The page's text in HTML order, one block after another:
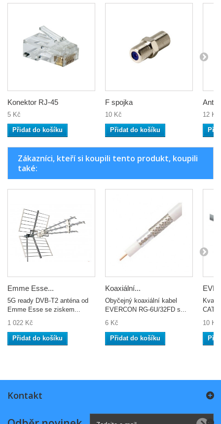
Konektor RJ-45
5 Kč
Přidat do košíku
F spojka
10 Kč
Přidat do košíku
12 Kč
Zákazníci, kteří si koupili tento produkt, koupili
také:
Emme Esse...
5G ready DVB-T2 anténa od
Emme Esse se ziskem...
1 022 Kč
Přidat do košíku
Koaxiální...
Obyčejný koaxiální kabel
EVERCON RG-6U/32FD s...
6 Kč
Přidat do košíku
10 Kč
Kontakt